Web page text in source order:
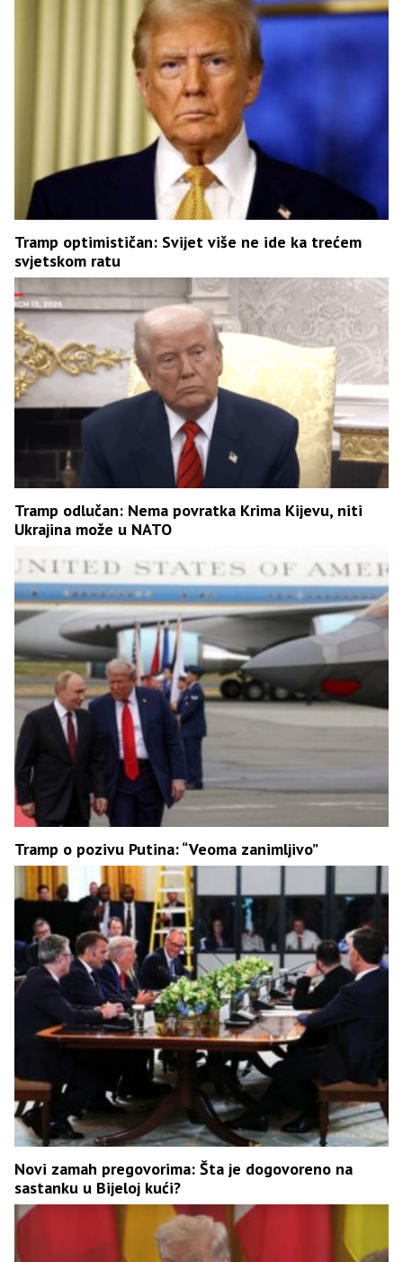
Tramp optimističan: Svijet više ne ide ka trećem
svjetskom ratu
Tramp odlučan: Nema povratka Krima Kijevu, niti
Ukrajina može u NATO
Tramp o pozivu Putina: “Veoma zanimljivo”
Novi zamah pregovorima: Šta je dogovoreno na
sastanku u Bijeloj kući?